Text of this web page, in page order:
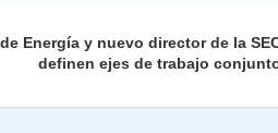
Energía y nuevo director de la
definen ejes de trabajo